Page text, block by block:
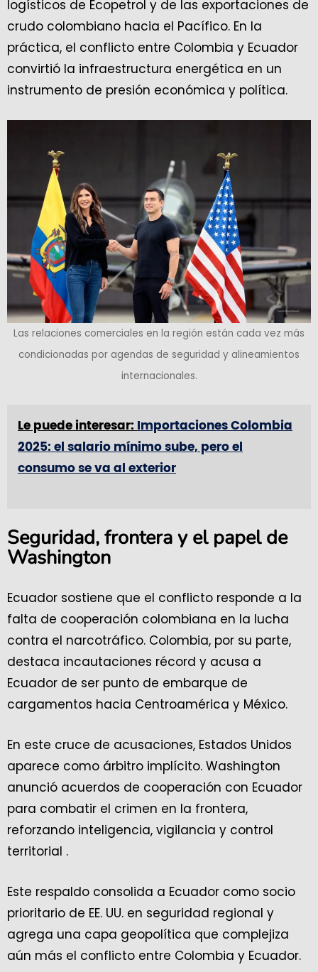
logísticos de Ecopetrol y de las exportaciones de
crudo colombiano hacia el Pacífico. En la
práctica, el conflicto entre Colombia y Ecuador
convirtió la infraestructura energética en un
instrumento de presión económica y política.
Las relaciones comerciales en la región están cada vez más
condicionadas por agendas de seguridad y alineamientos
internacionales.
Le puede interesar:
Importaciones Colombia
2025: el salario mínimo sube, pero el
consumo se va al exterior
Seguridad, frontera y el papel de
Washington
Ecuador sostiene que el conflicto responde a la
falta de cooperación colombiana en la lucha
contra el narcotráfico. Colombia, por su parte,
destaca incautaciones récord y acusa a
Ecuador de ser punto de embarque de
cargamentos hacia Centroamérica y México.
En este cruce de acusaciones, Estados Unidos
aparece como árbitro implícito. Washington
anunció acuerdos de cooperación con Ecuador
para combatir el crimen en la frontera,
reforzando inteligencia, vigilancia y control
territorial .
Este respaldo consolida a Ecuador como socio
prioritario de EE. UU. en seguridad regional y
agrega una capa geopolítica que complejiza
aún más el conflicto entre Colombia y Ecuador.